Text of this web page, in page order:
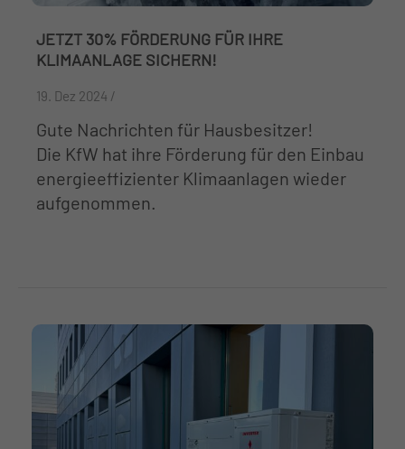
JETZT 30% FÖRDERUNG FÜR IHRE
KLIMAANLAGE SICHERN!
19. Dez 2024 /
Gute Nachrichten für Hausbesitzer!
Die KfW hat ihre Förderung für den Einbau
energieeffizienter Klimaanlagen wieder
aufgenommen.